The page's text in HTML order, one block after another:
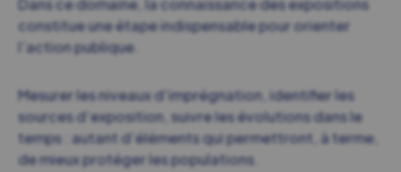
Dans ce domaine, la connaissance des expositions
constitue une étape indispensable pour orienter
l’action publique.
Mesurer les niveaux d’imprégnation, identifier les
sources d’exposition, suivre les évolutions dans le
temps : autant d’éléments qui permettront, à terme,
de mieux protéger les populations.